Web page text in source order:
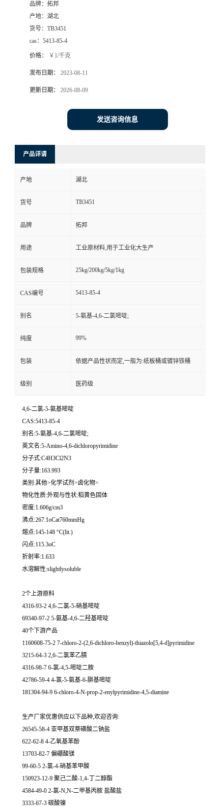
品牌： 拓邦
产地： 湖北
货号： TB3451
cas： 5413-85-4
价格： ￥1/千克
发布日期： 2023-08-11
更新日期： 2026-08-09
发送咨询信息
产品详请
产地 湖北
货号 TB3451
品牌 拓邦
用途 工业原材料,用于工业化大生产
包装规格 25kg/200kg/5kg/1kg
CAS编号 5413-85-4
别名 5-氨基-4,6-二氯嘧啶;
纯度 99%
包装 依据产品性状而定,一般为:纸板桶或镀锌铁桶
级别 医药级
4,6-二氯-5-氨基嘧啶
CAS:5413-85-4
别名:5-氨基-4,6-二氯嘧啶;
英文名:5-Amino-4,6-dichloropyrimidine
分子式:C4H3Cl2N3
分子量:163.993
类别:其他>化学试剂>卤化物>
物化性质:外观与性状:稻黄色固体
密度:1.606g/cm3
沸点:267.1oCat760mmHg
熔点:145-148 °C(lit.)
闪点:115.3oC
折射率:1.633
水溶解性:slightlysoluble
2个上游原料
4316-93-2 4,6-二氯-5-硝基嘧啶
69340-97-2 5-氨基-4,6-二羟基嘧啶
40个下游产品
1160608-75-2 7-chloro-2-(2,6-dichloro-benzyl)-thiazolo[5,4-d]pyrimidine
3215-64-3 2,6-二氯苯乙腈
4316-98-7 6-氯-4,5-嘧啶二胺
42786-59-4 4-氯-5-氨基-6-肼基嘧啶
181304-94-9 6-chloro-4-N-prop-2-enylpyrimidine-4,5-diamine
生产厂家优惠供应以下品种,欢迎咨询:
26545-58-4 亚甲基双萘磺酸二钠盐
622-62-8 4-乙氧基苯酚
13703-82-7 偏硼酸镁
99-60-5 2-氯-4-硝基苯甲酸
150923-12-9 聚己二酸-1,4-丁二醇酯
4584-49-0 2-氯-N,N-二甲基丙胺 盐酸盐
3333-67-3 碳酸镍